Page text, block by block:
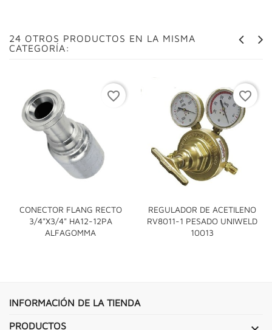
24 OTROS PRODUCTOS EN LA MISMA
CATEGORÍA:
CONECTOR FLANG RECTO
3/4"x3/4" HA12-12PA
ALFAGOMMA
favorite_border
REGULADOR DE ACETILENO
RV8011-1 PESADO UNIWELD
10013
favorite_border
INFORMACIÓN DE LA TIENDA
PRODUCTOS